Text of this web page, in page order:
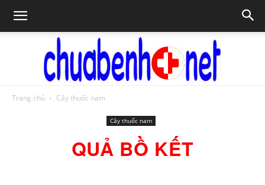
Trang chủ Cây thuốc nam
Cây thuốc nam
QUẢ BỒ KẾT